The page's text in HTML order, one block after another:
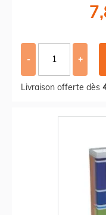
- +
Livraison offerte dès